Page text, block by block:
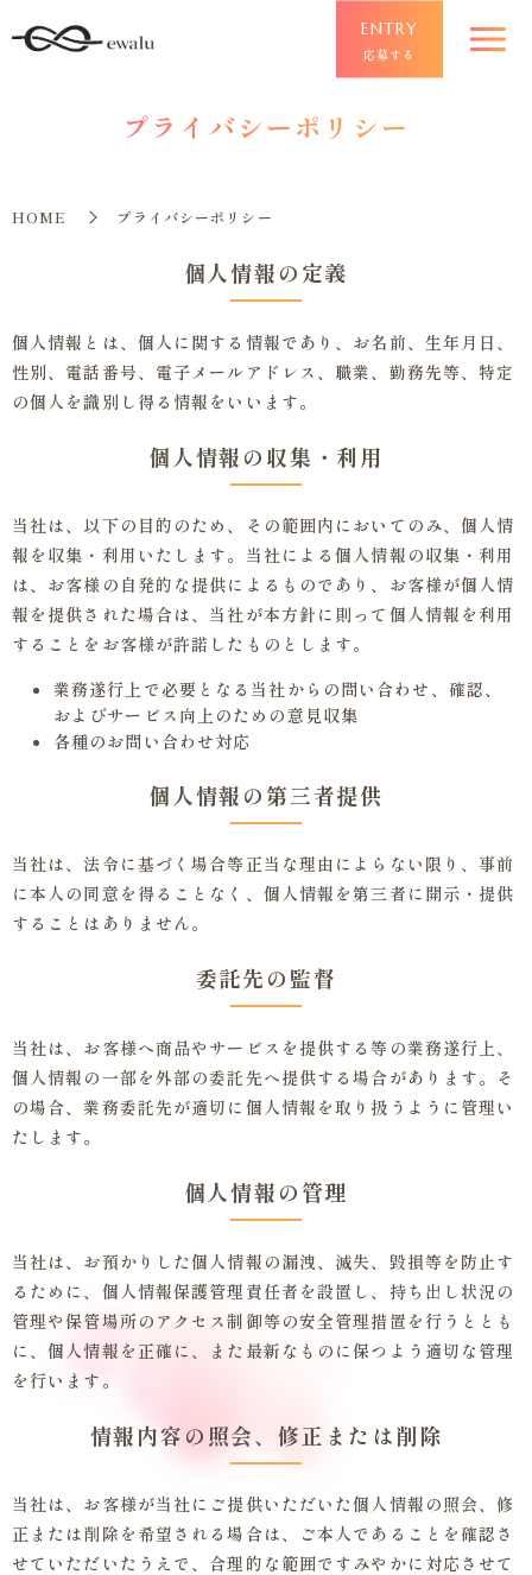
ENTRY
応募する
プライバシーポリシー
HOME プライバシーポリシー
個人情報の定義
個人情報とは、個人に関する情報であり、お名前、生年月日、
性別、電話番号、電子メールアドレス、職業、勤務先等、特定
の個人を識別し得る情報をいいます。
個人情報の収集・利用
当社は、以下の目的のため、その範囲内においてのみ、個人情
報を収集・利用いたします。当社による個人情報の収集・利用
は、お客様の自発的な提供によるものであり、お客様が個人情
報を提供された場合は、当社が本方針に則って個人情報を利用
することをお客様が許諾したものとします。
業務遂行上で必要となる当社からの問い合わせ、確認、
およびサービス向上のための意見収集
各種のお問い合わせ対応
個人情報の第三者提供
当社は、法令に基づく場合等正当な理由によらない限り、事前
に本人の同意を得ることなく、個人情報を第三者に開示・提供
することはありません。
委託先の監督
当社は、お客様へ商品やサービスを提供する等の業務遂行上、
個人情報の一部を外部の委託先へ提供する場合があります。そ
の場合、業務委託先が適切に個人情報を取り扱うように管理い
たします。
個人情報の管理
当社は、お預かりした個人情報の漏洩、滅失、毀損等を防止す
るために、個人情報保護管理責任者を設置し、持ち出し状況の
管理や保管場所のアクセス制御等の安全管理措置を行うととも
に、個人情報を正確に、また最新なものに保つよう適切な管理
を行います。
情報内容の照会、修正または削除
当社は、お客様が当社にご提供いただいた個人情報の照会、修
正または削除を希望される場合は、ご本人であることを確認さ
せていただいたうえで、合理的な範囲ですみやかに対応させて